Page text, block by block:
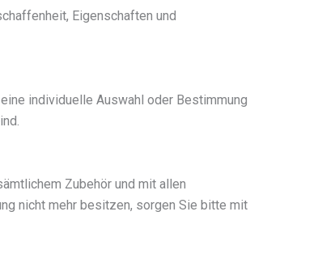
Eigenschaften und
individuelle Auswahl oder Bestimmung
Zubehör und mit allen
nicht mehr besitzen, sorgen Sie bitte mit